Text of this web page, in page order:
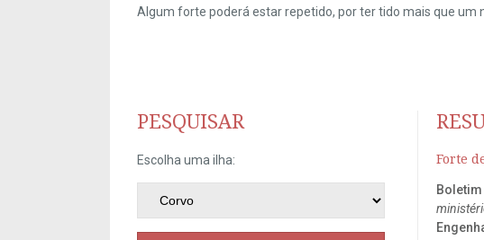
Algum forte poderá estar repetido, por ter tido mais que um
PESQUISAR
Escolha uma ilha: Forte